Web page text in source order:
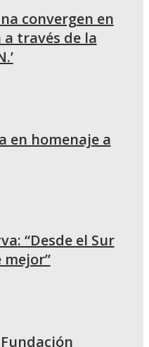
convergen en
a través de la
en homenaje a
“Desde el Sur